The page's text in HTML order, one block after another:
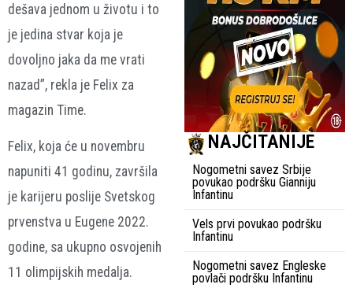
dešava jednom u životu i to
je jedina stvar koja je
dovoljno jaka da me vrati
nazad”, rekla je Felix za
magazin Time.
Felix, koja će u novembru
napuniti 41 godinu, završila
je karijeru poslije Svetskog
prvenstva u Eugene 2022.
godine, sa ukupno osvojenih
11 olimpijskih medalja.
NAJČITANIJE
Nogometni savez Srbije
povukao podršku Gianniju
Infantinu
Vels prvi povukao podršku
Infantinu
Nogometni savez Engleske
povlači podršku Infantinu